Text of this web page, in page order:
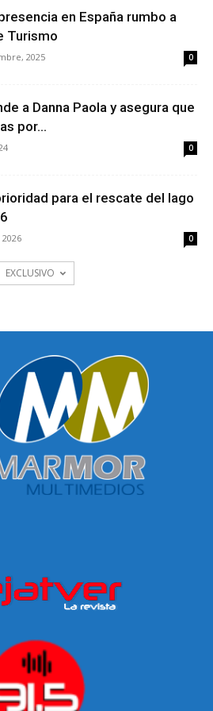
en España rumbo a
Turismo
2025 0
a Danna Paola y asegura que
por...
0
para el rescate del lago
0
EXCLUSIVO